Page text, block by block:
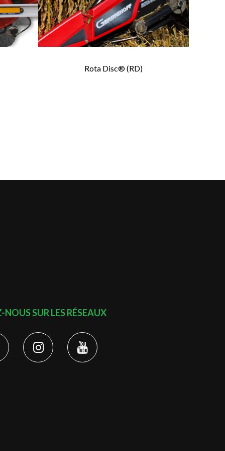
Rota Disc® (RD)
NOUS SUR LES RÉSEAUX